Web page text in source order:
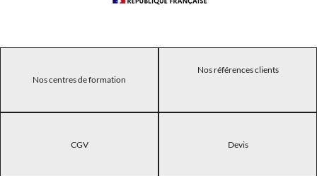
Nos centres de formation
Nos références clients
CGV Devis